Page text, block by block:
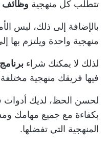
تتطلب كل منهجية وظائف
بالإضافة إلى ذلك، ليس
منهجية واحدة ويلتزم بها
لذلك لا يمكنك شراء
فيها فريقك منهجية
لحسن الحظ، لديك أدوات
بكفاءة مع جميع مهامك
المنهجية التي تفضلها.